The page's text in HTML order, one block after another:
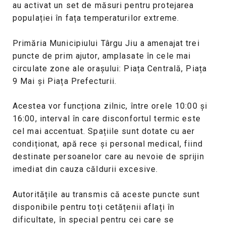
au activat un set de măsuri pentru protejarea
populației în fața temperaturilor extreme.
Primăria Municipiului Târgu Jiu a amenajat trei
puncte de prim ajutor, amplasate în cele mai
circulate zone ale orașului: Piața Centrală, Piața
9 Mai și Piața Prefecturii.
Acestea vor funcționa zilnic, între orele 10:00 și
16:00, interval în care disconfortul termic este
cel mai accentuat. Spațiile sunt dotate cu aer
condiționat, apă rece și personal medical, fiind
destinate persoanelor care au nevoie de sprijin
imediat din cauza căldurii excesive.
Autoritățile au transmis că aceste puncte sunt
disponibile pentru toți cetățenii aflați în
dificultate, în special pentru cei care se